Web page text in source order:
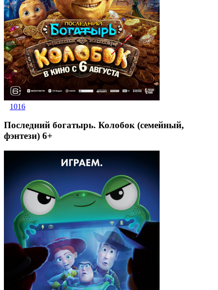
1016
Последний богатырь. Колобок (семейный,
фэнтези) 6+